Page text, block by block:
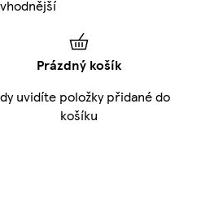
Prázdný košík
uvidíte položky přidané do
košíku